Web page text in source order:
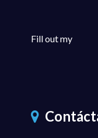
Fill out my